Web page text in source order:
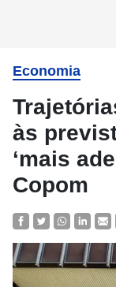
Economia
às
‘mais
Copom